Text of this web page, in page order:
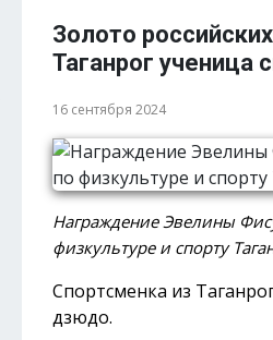
Золото
Таганрог
16 сентября 2024
Награждение Эвелины
физкультуре и спорту
Спортсменка из
дзюдо.